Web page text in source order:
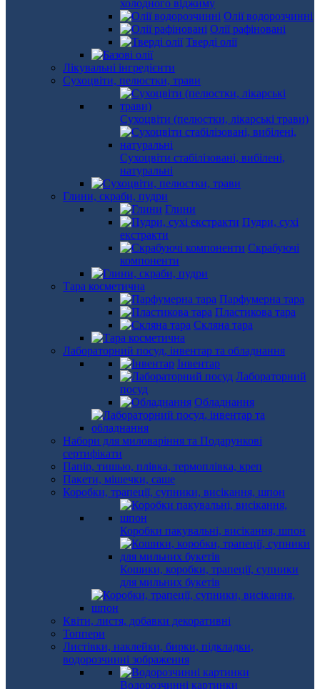
холодного віджиму
Олії водорозчинні
Олії рафіновані
Тверді олії
Лікувальні інгредієнти
Сухоцвіти, пелюстки, трави
Сухоцвіти (пелюстки, лікарські трави)
Сухоцвіти стабілізовані, вибілені,
натуральні
Глини, скраби, пудри
Глини
Пудри, сухі
екстракти
Скрабуючі
компоненти
Тара косметична
Парфумерна тара
Пластикова тара
Скляна тара
Лабораторний посуд, інвентар та обладнання
Інвентар
Лабораторний
посуд
Обладнання
Набори для миловаріння та Подарункові
сертифікати
Папір, тишью, плівка, термоплівка, креп
Пакети, мішечки, саше
Коробки, трапеції, супники, висікання, шпон
Коробки пакувальні, висікання, шпон
Кошики, коробки, трапеції, супники
для мильних букетів
Квіти, листя, добавки декоративні
Топпери
Листівки, наклейки, бирки, підкладки,
водорозчинні зображення
Водорозчинні картинки